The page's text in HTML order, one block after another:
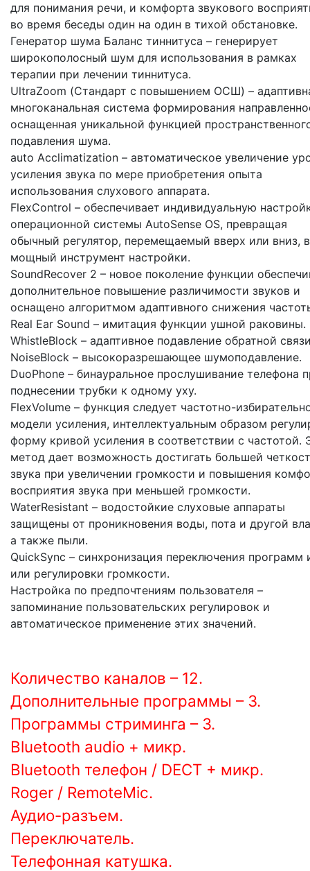
для понимания речи, и комфорта звукового
во время беседы один на один в тихой обстановке.
Генератор шума Баланс тиннитуса – генерирует
широкополосный шум для использования в рамках
терапии при лечении тиннитуса.
UltraZoom (Стандарт с повышением ОСШ) –
многоканальная система формирования
оснащенная уникальной функцией
подавления шума.
auto Acclimatization – автоматическое увеличение
усиления звука по мере приобретения опыта
использования слухового аппарата.
FlexControl – обеспечивает индивидуальную
операционной системы AutoSense OS, превращая
обычный регулятор, перемещаемый вверх или вниз, в
мощный инструмент настройки.
SoundRecover 2 – новое поколение функции
дополнительное повышение различимости звуков и
оснащено алгоритмом адаптивного снижения
Real Ear Sound – имитация функции ушной раковины.
WhistleBlock – адаптивное подавление обратной
NoiseBlock – высокоразрешающее шумоподавление.
DuoPhone – бинауральное прослушивание телефона
поднесении трубки к одному уху.
FlexVolume – функция следует частотно-
модели усиления, интеллектуальным образом
форму кривой усиления в соответствии с частотой.
метод дает возможность достигать большей
звука при увеличении громкости и повышения
восприятия звука при меньшей громкости.
WaterResistant – водостойкие слуховые аппараты
защищены от проникновения воды, пота и другой
а также пыли.
QuickSync – синхронизация переключения программ
или регулировки громкости.
Настройка по предпочтениям пользователя –
запоминание пользовательских регулировок и
автоматическое применение этих значений.
Количество каналов – 12.
Дополнительные программы – 3.
Программы стриминга – 3.
Bluetooth audio + микр.
Bluetooth телефон / DECT + микр.
Roger / RemoteMic.
Аудио-разъем.
Переключатель.
Телефонная катушка.